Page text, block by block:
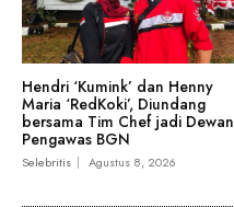
Hendri ‘Kumink’ dan Henny
Maria ‘RedKoki’, Diundang
bersama Tim Chef jadi Dewan
Pengawas BGN
Selebritis Agustus 8, 2026